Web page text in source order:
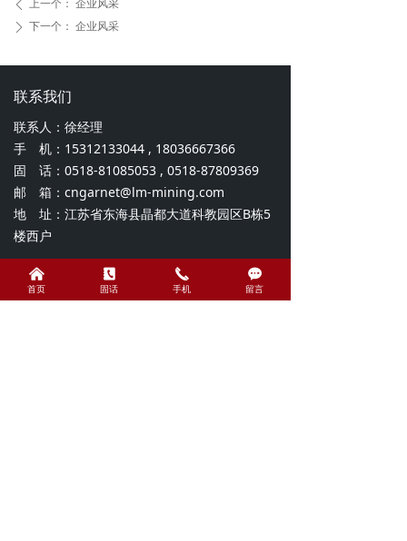
ꄴ 上一个： 企业风采
ꄲ 下一个： 企业风采
联系我们
联系人：徐经理
手 机：15312133044 , 18036667366
固 话：0518-81085053 , 0518-87809369
邮 箱：cngarnet@lm-mining.com
地 址：江苏省东海县晶都大道科教园区B栋5
楼西户
关注我们
낀
首页
끐
固话
끅
手机
끁
留言